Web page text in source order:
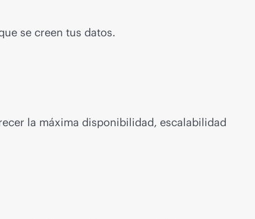
se creen tus datos.
la máxima disponibilidad, escalabilidad